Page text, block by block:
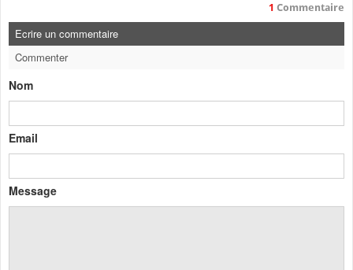
1 Commentaire
Ecrire un commentaire
Commenter
Nom
Email
Message